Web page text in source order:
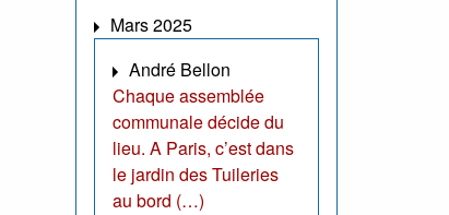
Mars 2025
André Bellon
Chaque assemblée
communale décide du
lieu. A Paris, c’est dans
le jardin des Tuileries
au bord (…)